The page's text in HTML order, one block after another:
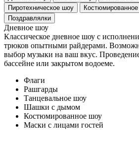
Пиротехническое шоу
Поздравлялки
Дневное шоу
Классическое дневное шоу с
трюков опытными райдерами.
выбор музыки на ваш вкус.
бассейне или закрытом водоеме.
Флаги
Рашгарды
Танцевальное шоу
Шашки с дымом
Костюмированное шоу
Маски с лицами гостей